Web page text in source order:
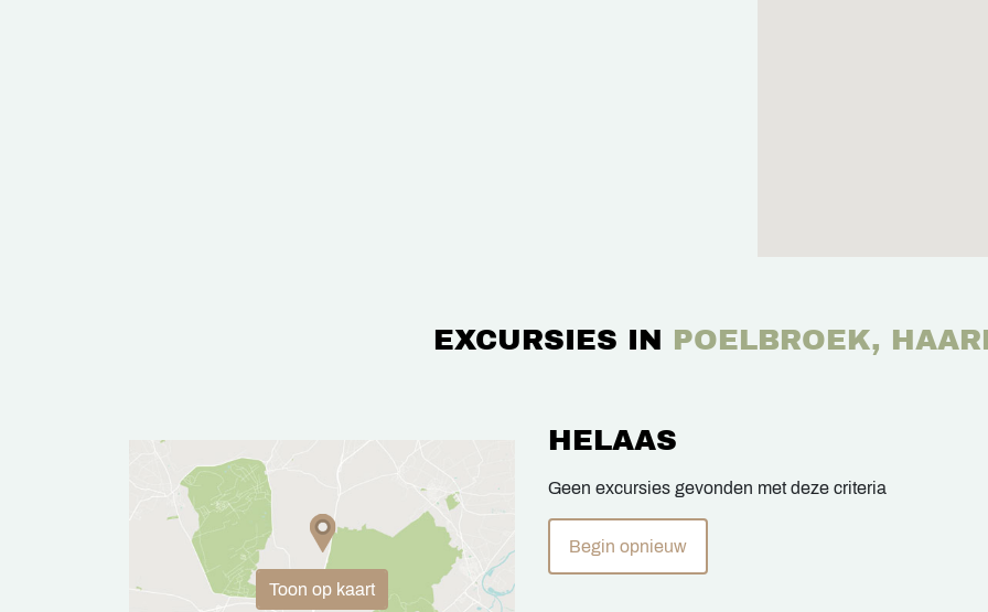
EXCURSIES IN POELBROEK,
Toon op kaart
HELAAS
Geen excursies gevonden met deze criteria
Begin opnieuw